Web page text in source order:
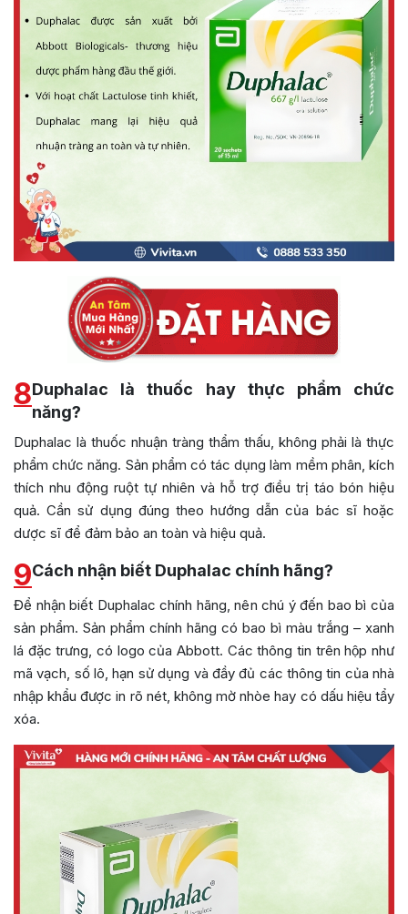
8Duphalac là thuốc hay thực phẩm chức
năng?
Duphalac là thuốc nhuận tràng thẩm thấu, không phải là thực
phẩm chức năng. Sản phẩm có tác dụng làm mềm phân, kích
thích nhu động ruột tự nhiên và hỗ trợ điều trị táo bón hiệu
quả. Cần sử dụng đúng theo hướng dẫn của bác sĩ hoặc
dược sĩ để đảm bảo an toàn và hiệu quả.
9Cách nhận biết Duphalac chính hãng?
Để nhận biết Duphalac chính hãng, nên chú ý đến bao bì của
sản phẩm. Sản phẩm chính hãng có bao bì màu trắng – xanh
lá đặc trưng, có logo của Abbott. Các thông tin trên hộp như
mã vạch, số lô, hạn sử dụng và đầy đủ các thông tin của nhà
nhập khẩu được in rõ nét, không mờ nhòe hay có dấu hiệu tẩy
xóa.